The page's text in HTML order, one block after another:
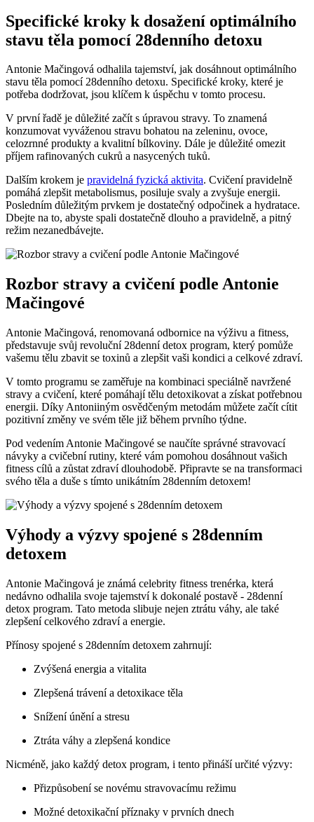
Specifické kroky k dosažení​ optimálního
stavu těla pomocí 28denního‌ detoxu
Antonie Mačingová​ odhalila tajemství, jak dosáhnout optimálního
stavu ‌těla pomocí 28denního​ detoxu.⁤ Specifické kroky, které ‍je‍
potřeba dodržovat, jsou‌ klíčem‌ k úspěchu v tomto⁤ procesu.
V první řadě je důležité začít s úpravou stravy. To⁢ znamená
konzumovat vyváženou stravu bohatou na zeleninu, ovoce,
celozrnné produkty a kvalitní⁤ bílkoviny.‍ Dále je důležité omezit‌
příjem rafinovaných cukrů a nasycených tuků.
Dalším krokem je pravidelná fyzická aktivita. Cvičení pravidelně
pomáhá⁤ zlepšit metabolismus, posiluje svaly a zvyšuje⁢ energii.
Posledním důležitým prvkem je dostatečný odpočinek a hydratace.
Dbejte na to,‌ abyste spali dostatečně dlouho a pravidelně, a pitný
režim nezanedbávejte.
Rozbor stravy a cvičení podle Antonie
Mačingové
Antonie Mačingová, renomovaná odbornice na výživu a fitness,
představuje svůj revoluční 28denní detox program, který pomůže
‍vašemu ⁢tělu zbavit se toxinů a zlepšit vaši kondici a celkové zdraví.
V tomto programu‍ se⁢ zaměřuje⁣ na kombinaci speciálně navržené
stravy a cvičení, které pomáhají ‍tělu detoxikovat a získat potřebnou
energii. Díky Antoniiným osvědčeným metodám ‍můžete začít cítit
⁤pozitivní‌ změny ve svém​ těle již během prvního týdne.
Pod vedením ‌Antonie Mačingové se naučíte správné​ stravovací
návyky a cvičební⁢ rutiny, které vám pomohou dosáhnout vašich
fitness cílů​ a ‍zůstat zdraví‍ dlouhodobě. ​Připravte se na transformaci
svého ⁢těla a duše s ‍tímto unikátním 28denním ‍detoxem!
Výhody a výzvy spojené ⁤s 28denním
detoxem
Antonie ‌Mačingová je známá celebrity fitness trenérka, která
nedávno ⁣odhalila ‍svoje tajemství k dokonalé ⁢postavě‍ -⁤ 28denní
detox program. Tato metoda slibuje nejen ztrátu váhy, ale také
zlepšení​ celkového zdraví a energie.
Přínosy spojené s 28denním detoxem zahrnují:
Zvýšená energia⁣ a vitalita
Zlepšená⁢ trávení a detoxikace těla
Snížení únění ⁤a stresu
Ztráta váhy a zlepšená kondice
Nicméně, jako každý detox program, i tento⁢ přináší určité výzvy:
Přizpůsobení se‍ novému ⁣stravovacímu režimu
Možné detoxikační příznaky⁣ v prvních dnech